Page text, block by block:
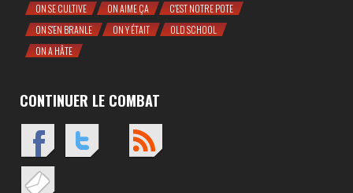
ON SE CULTIVE ON AIME ÇA
C'EST NOTRE POTE
ON S'EN BRANLE
ON Y ÉTAIT
OLD SCHOOL
ON A HÂTE
CONTINUER LE COMBAT